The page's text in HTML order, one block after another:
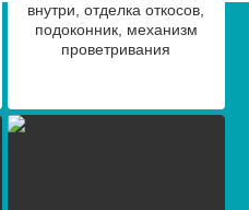
внутри, отделка откосов,
подоконник, механизм
проветривания